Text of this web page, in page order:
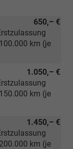
650,– €
km (je
1.050,– €
km (je
1.450,– €
km (je